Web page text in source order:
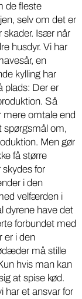
de fleste
selv om det er
skader. Især når
husdyr. Vi har
en
kylling har
plads: Der er
Så
mere omtale end
spørgsmål om,
Men gør
få større
for
i den
velfærden i
dyrene have det
forbundet med
er i den
må stille
hvis man kan
at spise kød.
har et ansvar for